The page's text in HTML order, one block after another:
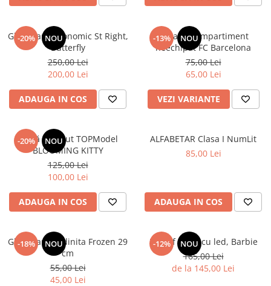
-20% NOU
Ghiozdan ergonomic St Right,
Butterfly
250,00 Lei
200,00 Lei
ADAUGA IN COS
-13% NOU
Penar 1 compartiment
neechipat FC Barcelona
75,00 Lei
65,00 Lei
VEZI VARIANTE
-20% NOU
Sticlă de băut TOPModel
BLOOMING KITTY
125,00 Lei
100,00 Lei
ADAUGA IN COS
ALFABETAR Clasa I NumLit
85,00 Lei
ADAUGA IN COS
-18% NOU
Ghiozdan gradinita Frozen 29
cm
55,00 Lei
45,00 Lei
-12% NOU
Pantof sport cu led, Barbie
165,00 Lei
de la 145,00 Lei